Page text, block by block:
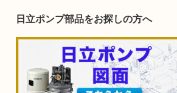
日立ポンプ部品をお探しの方へ